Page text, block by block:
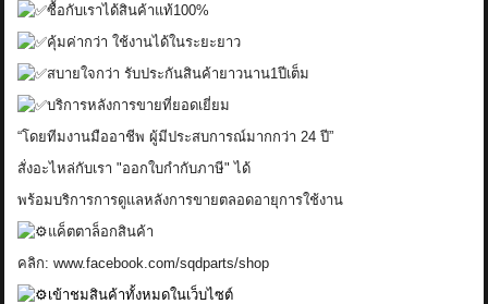
ซื้อกับเราได้สินค้าแท้100%
คุ้มค่ากว่า ใช้งานได้ในระยะยาว
สบายใจกว่า รับประกันสินค้ายาวนาน1ปีเต็ม
บริการหลังการขายที่ยอดเยี่ยม
“โดยทีมงานมืออาชีพ ผู้มีประสบการณ์มากกว่า 24 ปี”
สั่งอะไหล่กับเรา "ออกใบกำกับภาษี" ได้
พร้อมบริการการดูแลหลังการขายตลอดอายุการใช้งาน
แค็ตตาล็อกสินค้า
คลิก:www.facebook.com/sqdparts/shop
เข้าชมสินค้าทั้งหมดในเว็บไซต์